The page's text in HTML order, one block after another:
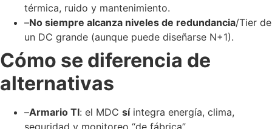
térmica, ruido y mantenimiento.
–No siempre alcanza niveles de redundancia/Tier de
un DC grande (aunque puede diseñarse N+1).
Cómo se diferencia de
alternativas
–Armario TI: el MDC síintegra energía, clima,
seguridad y monitoreo “de fábrica”.